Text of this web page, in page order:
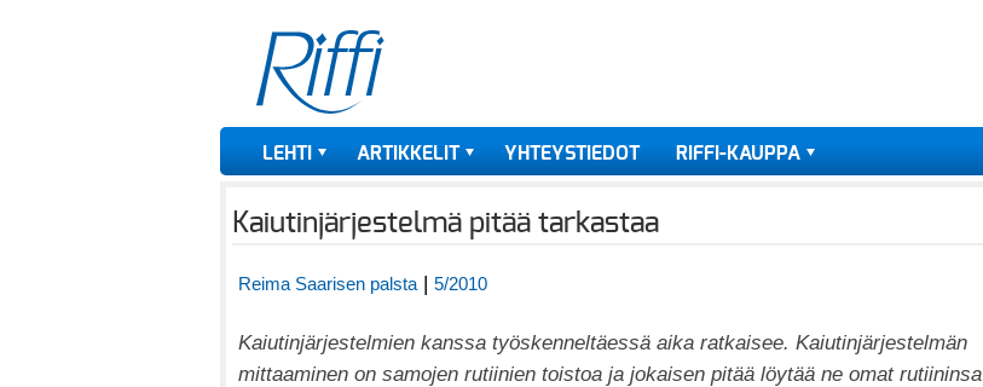
LEHTI ARTIKKELIT YHTEYSTIEDOT RIFFI-KAUPPA
Kaiutinjärjestelmä pitää tarkastaa
Reima Saarisen palsta| 5/2010
Kaiutinjärjestelmien kanssa työskenneltäessä aika ratkaisee. Kaiutinjärjestelmän
mittaaminen on samojen rutiinien toistoa ja jokaisen pitää löytää ne omat rutiininsa